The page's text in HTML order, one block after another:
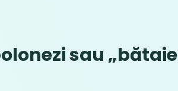
sau „bătaie